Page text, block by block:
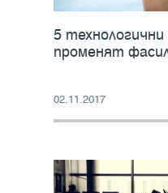
5
променят
02.11.2017